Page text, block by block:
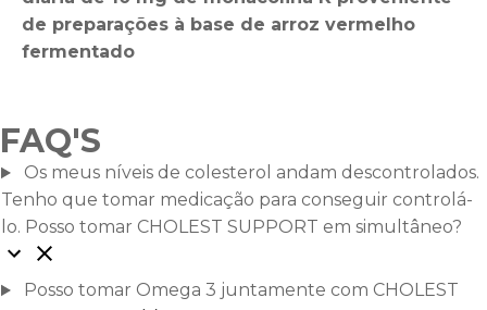
de preparações à base de arroz vermelho
fermentado
FAQ'S
Os meus níveis de colesterol andam descontrolados.
Tenho que tomar medicação para conseguir controlá-
lo. Posso tomar CHOLEST SUPPORT em simultâneo?
Posso tomar Omega 3 juntamente com CHOLEST